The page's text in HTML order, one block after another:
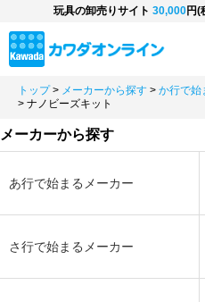
玩具の卸売りサイト 30,000円(
トップ > メーカーから探す > か行で始
> ナノビーズキット
メーカーから探す
あ行で始まるメーカー
さ行で始まるメーカー